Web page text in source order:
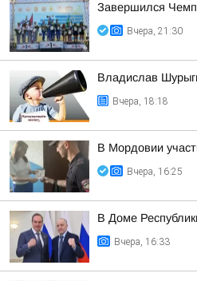
Завершился
Вчера, 21:30
Владислав
Вчера, 18:18
В Мордовии
Вчера, 16:25
В Доме
Вчера, 16:33